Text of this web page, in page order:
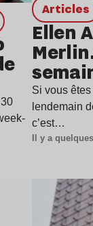
Articles
Ellen
Si vous
lendemain
c’est…
Il y a